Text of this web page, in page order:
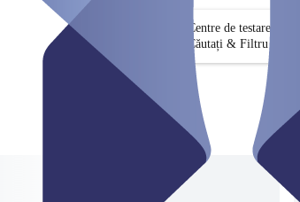
Centre de testare
Căutați & Filtru